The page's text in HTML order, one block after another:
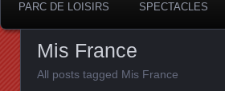
PARC DE LOISIRS SPECTACLES
Mis France
All posts tagged Mis France